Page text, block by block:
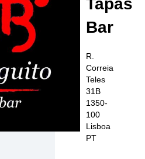
Tapas
Bar
R.
Correia
Teles
31B
1350-
100
Lisboa
PT